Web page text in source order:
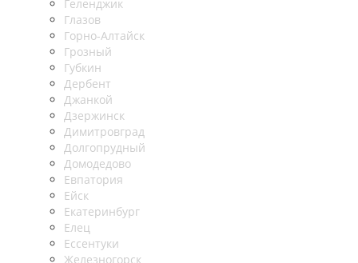
Геленджик
Глазов
Горно-Алтайск
Грозный
Губкин
Дербент
Джанкой
Дзержинск
Димитровград
Долгопрудный
Домодедово
Евпатория
Ейск
Екатеринбург
Елец
Ессентуки
Железногорск